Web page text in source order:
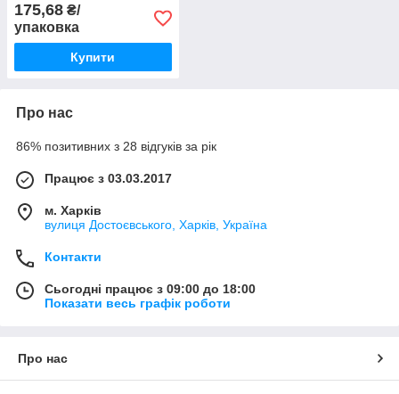
175,68 ₴/
упаковка
Купити
Про нас
86% позитивних з 28 відгуків за рік
Працює з 03.03.2017
м. Харків
вулиця Достоєвського, Харків, Україна
Контакти
Сьогодні працює з 09:00 до 18:00
Показати весь графік роботи
Про нас